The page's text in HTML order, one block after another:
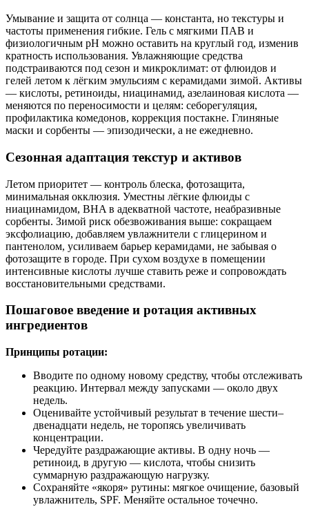
Умывание и защита от солнца — константа, но текстуры и
частоты применения гибкие. Гель с мягкими ПАВ и
физиологичным pH можно оставить на круглый год, изменив
кратность использования. Увлажняющие средства
подстраиваются под сезон и микроклимат: от флюидов и
гелей летом к лёгким эмульсиям с керамидами зимой. Активы
— кислоты, ретиноиды, ниацинамид, азелаиновая кислота —
меняются по переносимости и целям: себорегуляция,
профилактика комедонов, коррекция постакне. Глиняные
маски и сорбенты — эпизодически, а не ежедневно.
Сезонная адаптация текстур и активов
Летом приоритет — контроль блеска, фотозащита,
минимальная окклюзия. Уместны лёгкие флюиды с
ниацинамидом, BHA в адекватной частоте, неабразивные
сорбенты. Зимой риск обезвоживания выше: сокращаем
эксфолиацию, добавляем увлажнители с глицерином и
пантенолом, усиливаем барьер керамидами, не забывая о
фотозащите в городе. При сухом воздухе в помещении
интенсивные кислоты лучше ставить реже и сопровождать
восстановительными средствами.
Пошаговое введение и ротация активных
ингредиентов
Принципы ротации:
Вводите по одному новому средству, чтобы отслеживать
реакцию. Интервал между запусками — около двух
недель.
Оценивайте устойчивый результат в течение шести–
двенадцати недель, не торопясь увеличивать
концентрации.
Чередуйте раздражающие активы. В одну ночь —
ретиноид, в другую — кислота, чтобы снизить
суммарную раздражающую нагрузку.
Сохраняйте «якоря» рутины: мягкое очищение, базовый
увлажнитель, SPF. Меняйте остальное точечно.